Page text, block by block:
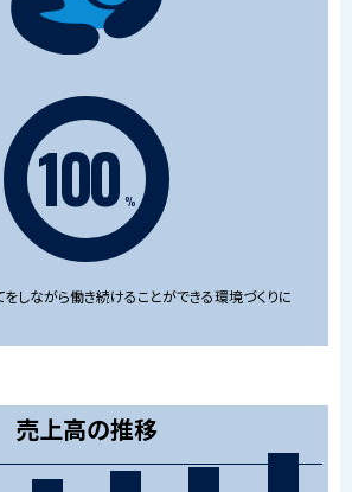
100 %
しながら働き続けることができる環境づくりに
売上高の推移